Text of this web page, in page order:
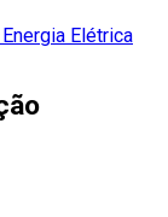
Elétrica